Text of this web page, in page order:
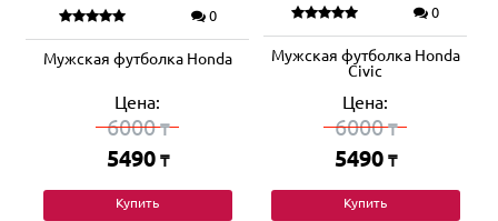
0
Мужская футболка Honda
Цена:
6000₸
5490 ₸
Купить
0
Мужская футболка Honda
Civic
Цена:
6000₸
5490 ₸
Купить